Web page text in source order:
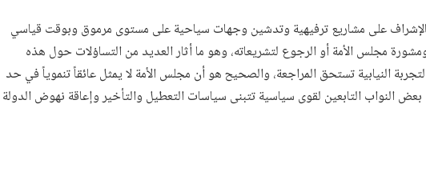
على مشاريع ترفيهية وتدشين وجهات سياحية على مستوى مرموق وبوقت قياسي
مجلس الأمة أو الرجوع لتشريعاته، وهو ما أثار العديد من التساؤلات حول هذه
النيابية تستحق المراجعة، والصحيح هو أن مجلس الأمة لا يمثل عائقاً تنموياً في حد
النواب التابعين لقوى سياسية تتبنى سياسات التعطيل والتأخير وإعاقة نهوض الدولة